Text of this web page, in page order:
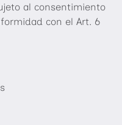
al consentimiento
con el Art. 6